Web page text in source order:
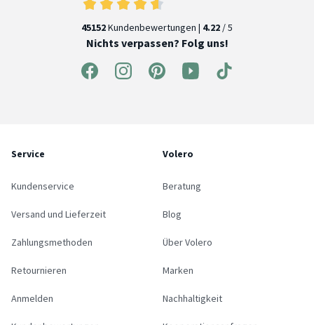
45152Kundenbewertungen | 4.22 / 5
Nichts verpassen? Folg uns!
Service
Kundenservice
Versand und Lieferzeit
Zahlungsmethoden
Retournieren
Anmelden
Volero
Beratung
Blog
Über Volero
Marken
Nachhaltigkeit